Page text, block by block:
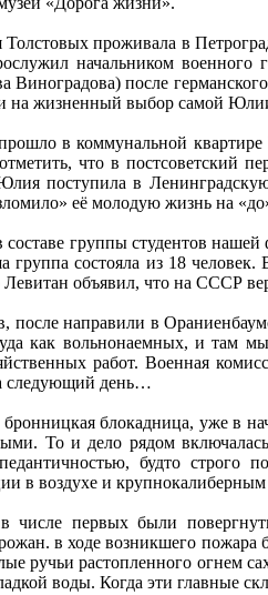
Толстовых проживала в
начальником
Виноградова) после
на жизненный выбор самой
в коммунальной
отметить, что в
Юлия поступила в
её молодую жизнь на
составе группы студентов
состояла из 18
объявил, что на СССР
после направили в
как вольнонаемных, и там
работ. Военная
следующий день…
бронницкая блокадница, уже в
То и дело рядом
будто строго
в воздухе и крупнокалиберным
числе первых были
в ходе возникшего
ручьи растопленного огнем
воды. Когда эти главные